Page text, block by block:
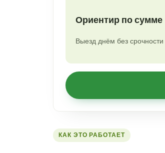
Ориентир по сумме
Выезд днём без
КАК ЭТО РАБОТАЕТ